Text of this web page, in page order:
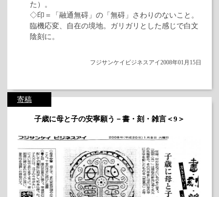
た）。
◇印＝「融通無碍」の「無碍」さわりのないこと。
臨機応変、自在の境地。ガリガリとした感じで白文
陰刻に。
フジサンケイビジネスアイ2008年01月15日
寄稿
子歳に母と子の安寧願う－書・刻・雑言＜9＞